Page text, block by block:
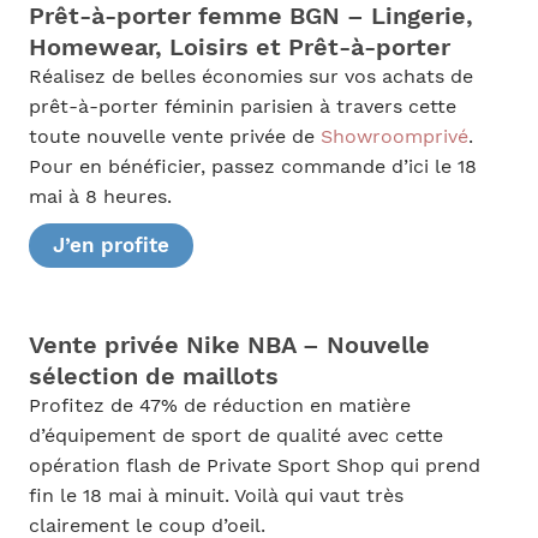
Prêt-à-porter femme BGN – Lingerie,
Homewear, Loisirs et Prêt-à-porter
Réalisez de belles économies sur vos achats de
prêt-à-porter féminin parisien à travers cette
toute nouvelle vente privée de Showroomprivé.
Pour en bénéficier, passez commande d’ici le 18
mai à 8 heures.
J’en profite
Vente privée Nike NBA – Nouvelle
sélection de maillots
Profitez de 47% de réduction en matière
d’équipement de sport de qualité avec cette
opération flash de Private Sport Shop qui prend
fin le 18 mai à minuit. Voilà qui vaut très
clairement le coup d’oeil.